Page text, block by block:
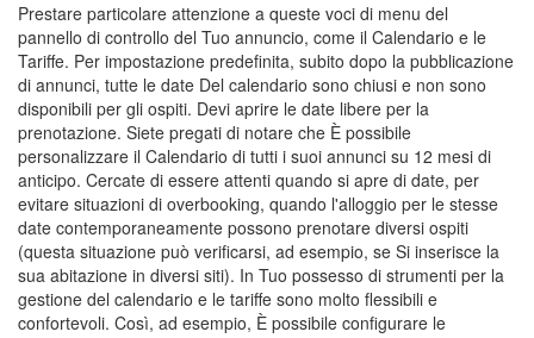
Prestare particolare attenzione a queste voci di menu del
pannello di controllo del Tuo annuncio, come il Calendario e le
Tariffe. Per impostazione predefinita, subito dopo la pubblicazione
di annunci, tutte le date Del calendario sono chiusi e non sono
disponibili per gli ospiti. Devi aprire le date libere per la
prenotazione. Siete pregati di notare che È possibile
personalizzare il Calendario di tutti i suoi annunci su 12 mesi di
anticipo. Cercate di essere attenti quando si apre di date, per
evitare situazioni di overbooking, quando l'alloggio per le stesse
date contemporaneamente possono prenotare diversi ospiti
(questa situazione può verificarsi, ad esempio, se Si inserisce la
sua abitazione in diversi siti). In Tuo possesso di strumenti per la
gestione del calendario e le tariffe sono molto flessibili e
confortevoli. Così, ad esempio, È possibile configurare le